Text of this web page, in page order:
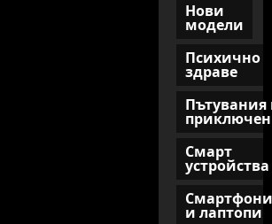
Нови
модели
Психично
здраве
Пътувания
Смарт
устройства
Смартфони
и лаптопи